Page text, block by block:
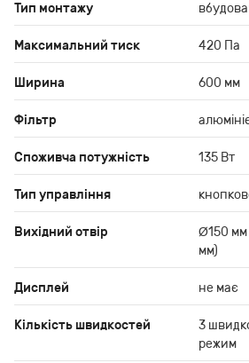
Тип монтажу
Максимальний тиск 420 Па
Ширина 600 мм
Фільтр
Споживча потужність 135 Вт
Тип управління
Вихідний отвір
Ø150 мм
мм)
Дисплей не має
Кількість швидкостей
3
режим